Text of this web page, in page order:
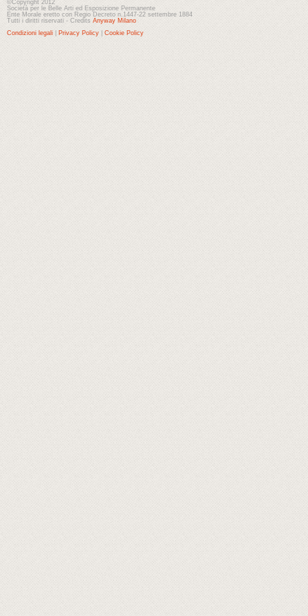
©Copyright 2012
Società per le Belle Arti ed Esposizione Permanente
Ente Morale eretto con Regio Decreto n.1447-22 settembre 1884
Tutti i diritti riservati - Credits Anyway Milano
Condizioni legali
Privacy Policy Cookie Policy